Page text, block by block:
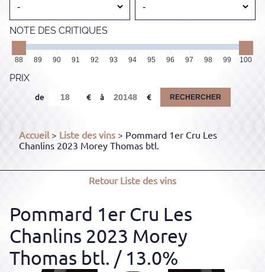
NOTE DES CRITIQUES
88 89 90 91 92 93 94 95 96 97 98 99 100
PRIX
de à RECHERCHER
Accueil> Liste des vins > Pommard 1er Cru Les
Chanlins 2023 Morey Thomas btl.
RetourListe des vins
Pommard 1er Cru Les
Chanlins 2023 Morey
Thomas btl. / 13.0%